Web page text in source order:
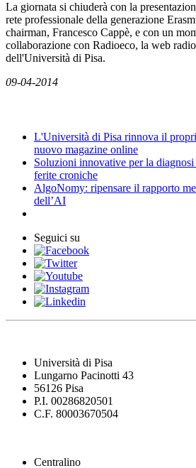
La giornata si chiuderà con la
rete professionale della generazione
chairman, Francesco Cappè, e con un
collaborazione con Radioeco, la web
dell'Università di Pisa.
09-04-2014
L'Università di Pisa rinnova il
nuovo magazine online
Soluzioni innovative per la
ferite croniche
AlgoNomy: ripensare il rapporto
dell’AI
Seguici su
Università di Pisa
Lungarno Pacinotti 43
56126 Pisa
P.I. 00286820501
C.F. 80003670504
Centralino